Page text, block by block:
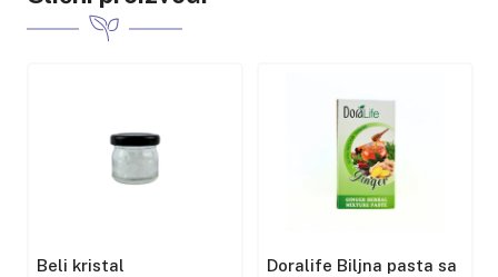
Beli kristal
Doralife Biljna pasta sa